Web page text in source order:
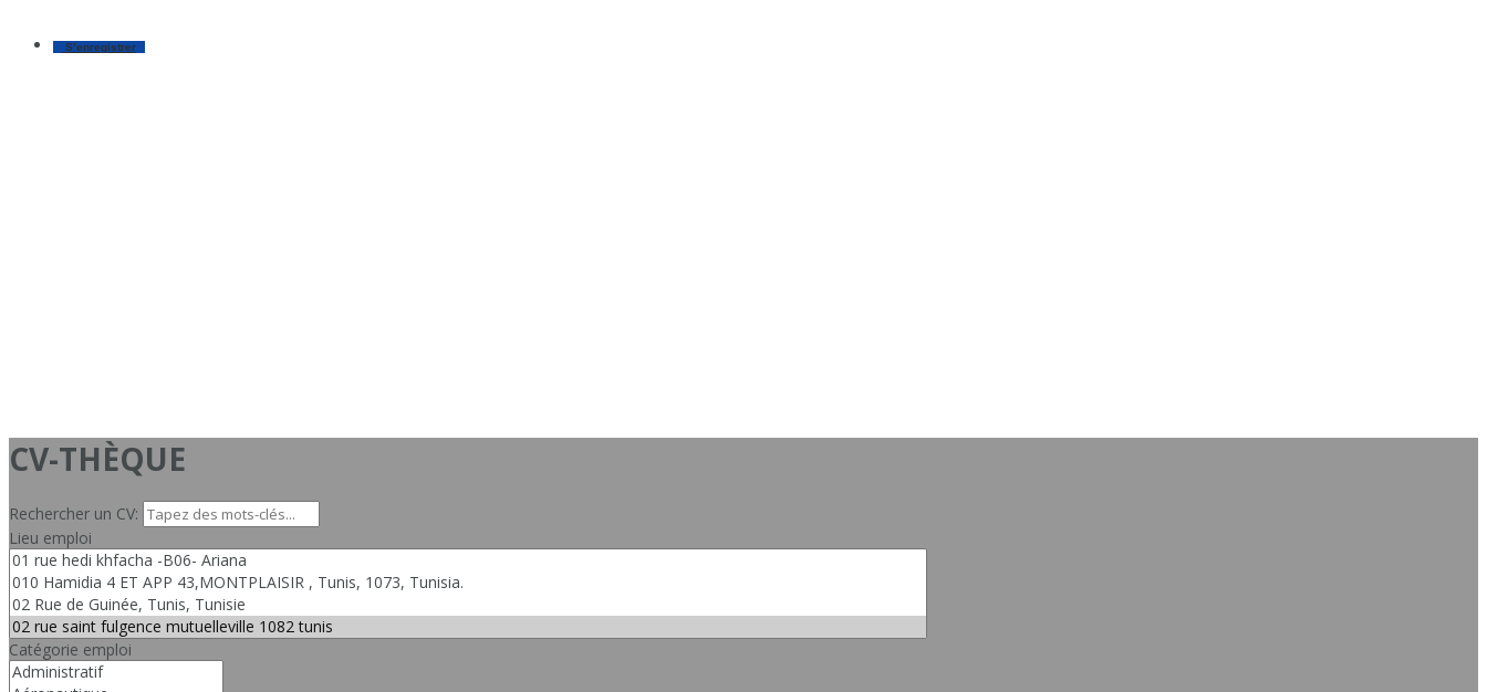
S’enregistrer
CV-THÈQUE
Rechercher un CV:
Lieu emploi
Catégorie emploi